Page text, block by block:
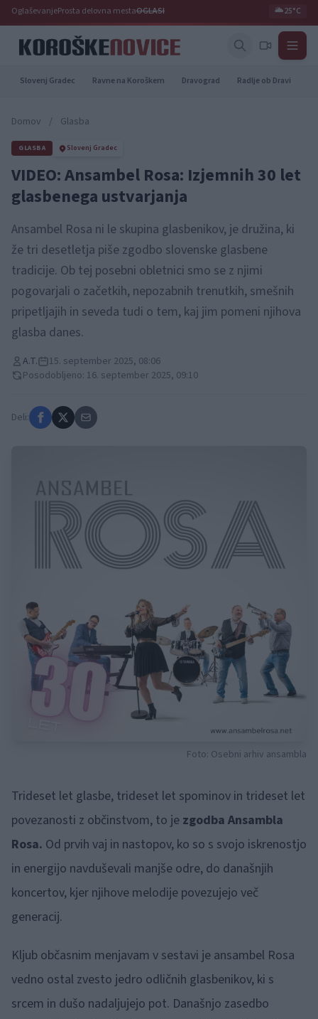
OglaševanjeProsta delovna mestaOGLASI 🌥️25°C
Slovenj Gradec Ravne na Koroškem Dravograd Radlje ob Dravi
Domov / Glasba
GLASBA Slovenj Gradec
VIDEO: Ansambel Rosa: Izjemnih 30 let
glasbenega ustvarjanja
Ansambel Rosa ni le skupina glasbenikov, je družina, ki
že tri desetletja piše zgodbo slovenske glasbene
tradicije. Ob tej posebni obletnici smo se z njimi
pogovarjali o začetkih, nepozabnih trenutkih, smešnih
pripetljajih in seveda tudi o tem, kaj jim pomeni njihova
glasba danes.
A.T.
15. september 2025, 08:06
Posodobljeno: 16. september 2025, 09:10
Deli:
Foto: Osebni arhiv ansambla
Trideset let glasbe, trideset let spominov in trideset let
povezanosti z občinstvom, to je zgodba Ansambla
Rosa. Od prvih vaj in nastopov, ko so s svojo iskrenostjo
in energijo navduševali manjše odre, do današnjih
koncertov, kjer njihove melodije povezujejo več
generacij.
Kljub občasnim menjavam v sestavi je ansambel Rosa
vedno ostal zvesto jedro odličnih glasbenikov, ki s
srcem in dušo nadaljujejo pot. Današnjo zasedbo